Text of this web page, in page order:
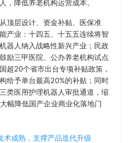
，降低养老机构运营成本。
顶层设计、资金补贴、医保准
产业：十四五、十五五连续将智
器人纳入战略性新兴产业；民政
励三甲医院、公办养老机构试点
超20个省市出台专项补贴政策，
给予单台最高20%的补贴；同时
类医用护理机器人审批通道，缩
幅降低国产企业商业化落地门
术成熟，支撑产品迭代升级